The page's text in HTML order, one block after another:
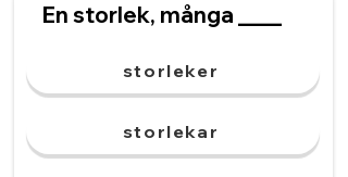
En storlek, många ____
storleker
storlekar